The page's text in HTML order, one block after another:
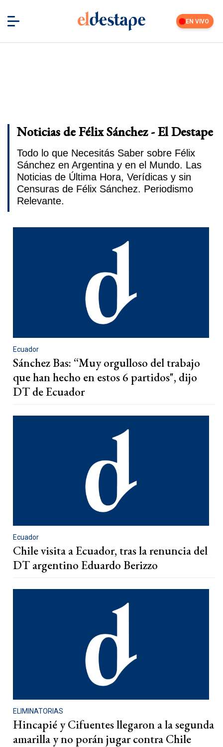
EN VIVO
Noticias de Félix Sánchez - El Destape
Todo lo que Necesitás Saber sobre Félix
Sánchez en Argentina y en el Mundo. Las
Noticias de Última Hora, Verídicas y sin
Censuras de Félix Sánchez. Periodismo
Relevante.
Ecuador
Sánchez Bas: “Muy orgulloso del trabajo
que han hecho en estos 6 partidos", dijo
DT de Ecuador
Ecuador
Chile visita a Ecuador, tras la renuncia del
DT argentino Eduardo Berizzo
ELIMINATORIAS
Hincapié y Cifuentes llegaron a la segunda
amarilla y no porán jugar contra Chile